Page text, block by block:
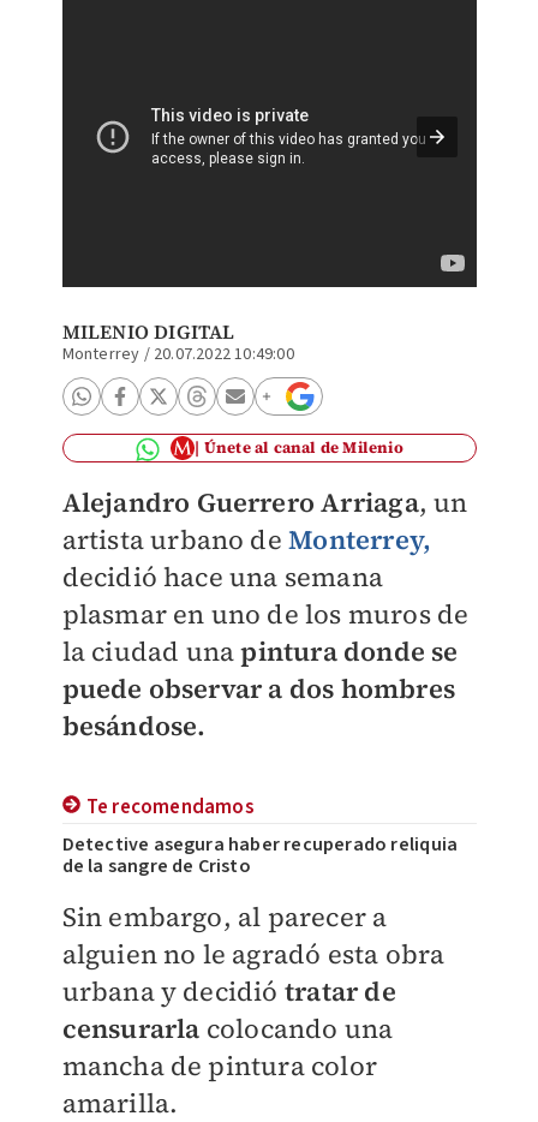
MILENIO DIGITAL
Monterrey / 20.07.2022 10:49:00
Únete al canal de Milenio
Alejandro Guerrero Arriaga, un
artista urbano deMonterrey,
decidió hace una semana
plasmar en uno de los muros de
la ciudad unapintura donde se
puede observar a dos hombres
besándose.
Te recomendamos
Detective asegura haber recuperado reliquia
de la sangre de Cristo
Sin embargo, al parecer a
alguien no le agradó esta obra
urbana y decidió tratar de
censurarla colocando una
mancha de pintura color
amarilla.